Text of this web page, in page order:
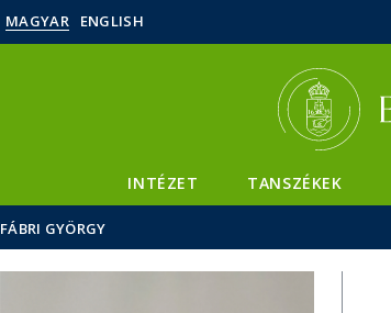
MAGYAR ENGLISH
INTÉZET TANSZÉKEK
FÁBRI GYÖRGY